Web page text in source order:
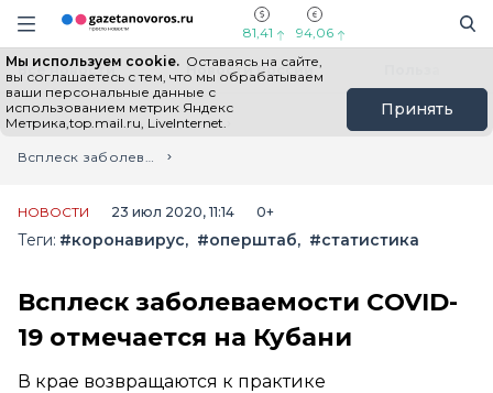
Информационный портал "ГазетаНоворос.ру"
Навигация сайта
81,41 94,06
Мы используем cookie. Оставаясь на сайте,
вы соглашаетесь с тем, что мы обрабатываем
ваши персональные данные с
использованием метрик Яндекс
Метрика,top.mail.ru, LiveInternet.
Принять
Все новости Новости России
Главная
Лента новостей
Всплеск заболеваемости COVID-19 отмечается на Кубани
НОВОСТИ 23 июл 2020, 11:14 0+
Теги: #коронавирус #оперштаб #статистика
Всплеск заболеваемости COVID-
19 отмечается на Кубани
В крае возвращаются к практике